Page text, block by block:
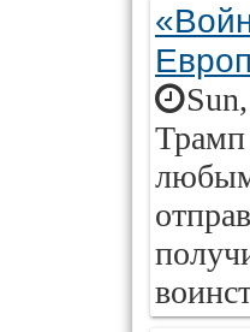
Sun,
Трамп